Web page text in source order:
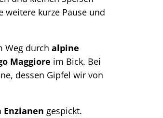
weitere kurze Pause und
Weg durch alpine
Maggiore im Bick. Bei
dessen Gipfel wir von
Enzianen gespickt.